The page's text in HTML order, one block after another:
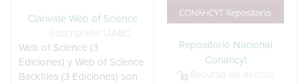
Clarivate Web of Science
Web of Science (3
Ediciones) y Web of Science
Backfiles (3 Ediciones) son
Repositorio Nacional
Conahcyt